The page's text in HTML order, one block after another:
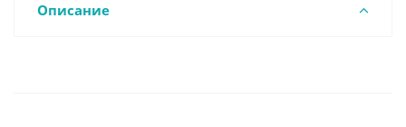
Описание